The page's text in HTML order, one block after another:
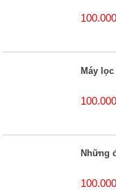
Máy
Những